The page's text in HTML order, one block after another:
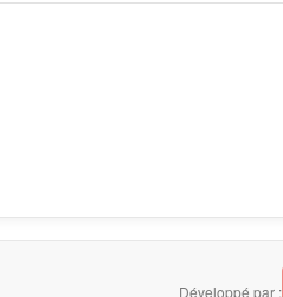
Développé par :